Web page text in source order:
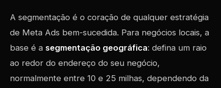
A segmentação é o coração de qualquer estratégia
de Meta Ads bem-sucedida. Para negócios locais, a
base é a segmentação geográfica: defina um raio
ao redor do endereço do seu negócio,
normalmente entre 10 e 25 milhas, dependendo da